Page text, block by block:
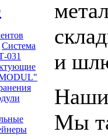
Система
031
и
Наши
Мы